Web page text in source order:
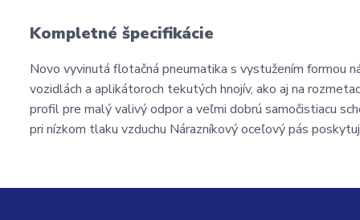
Kompletné špecifikácie
Novo vyvinutá flotačná pneumatika s vystužením formou
vozidlách a aplikátoroch tekutých hnojív, ako aj na
profil pre malý valivý odpor a veľmi dobrú samočistiacu
pri nízkom tlaku vzduchu Nárazníkový oceľový pás